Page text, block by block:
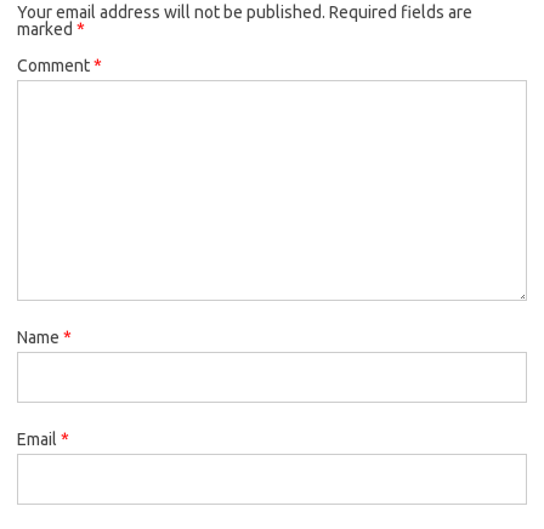
Your email address will not be published. Required fields are
marked *
Comment*
Name *
Email *